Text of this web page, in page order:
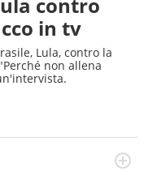
in tv
Lula, contro la
non allena